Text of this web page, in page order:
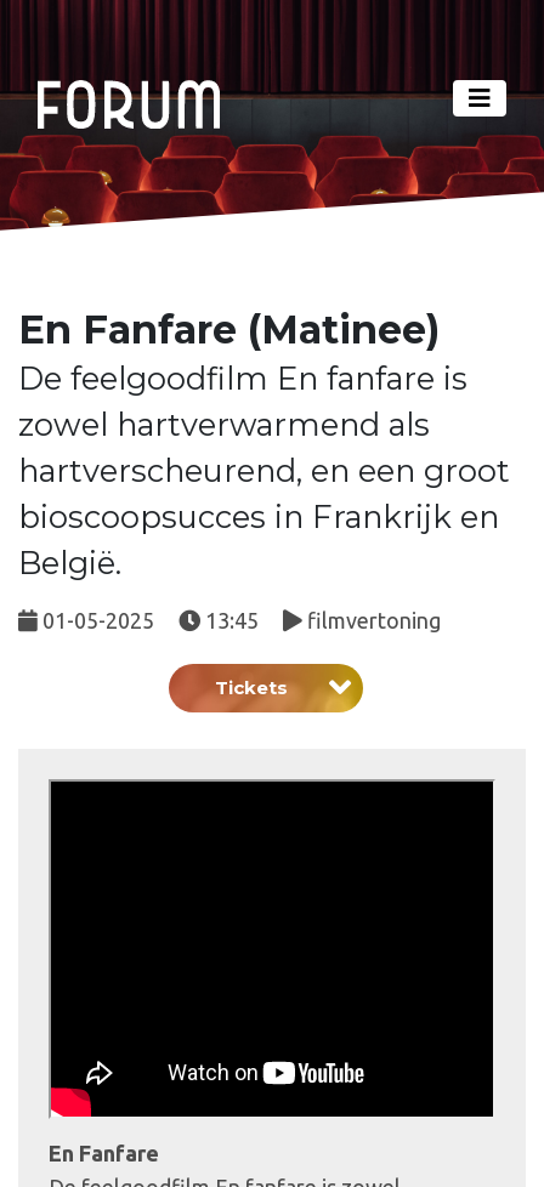
En Fanfare (Matinee)
De feelgoodfilm En fanfare is
zowel hartverwarmend als
hartverscheurend, en een groot
bioscoopsucces in Frankrijk en
België.
01-05-2025 13:45 filmvertoning
Tickets
En Fanfare